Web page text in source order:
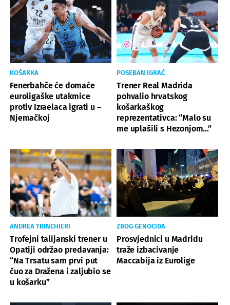
KOŠARKA
Fenerbahče će domaće
euroligaške utakmice
protiv Izraelaca igrati u –
Njemačkoj
POSEBAN IGRAČ
Trener Real Madrida
pohvalio hrvatskog
košarkaškog
reprezentativca: “Malo su
me uplašili s Hezonjom…”
ANDREA TRINCHIERI
Trofejni talijanski trener u
Opatiji održao predavanja:
“Na Trsatu sam prvi put
čuo za Dražena i zaljubio se
u košarku”
ZBOG GENOCIDA
Prosvjednici u Madridu
traže izbacivanje
Maccabija iz Eurolige